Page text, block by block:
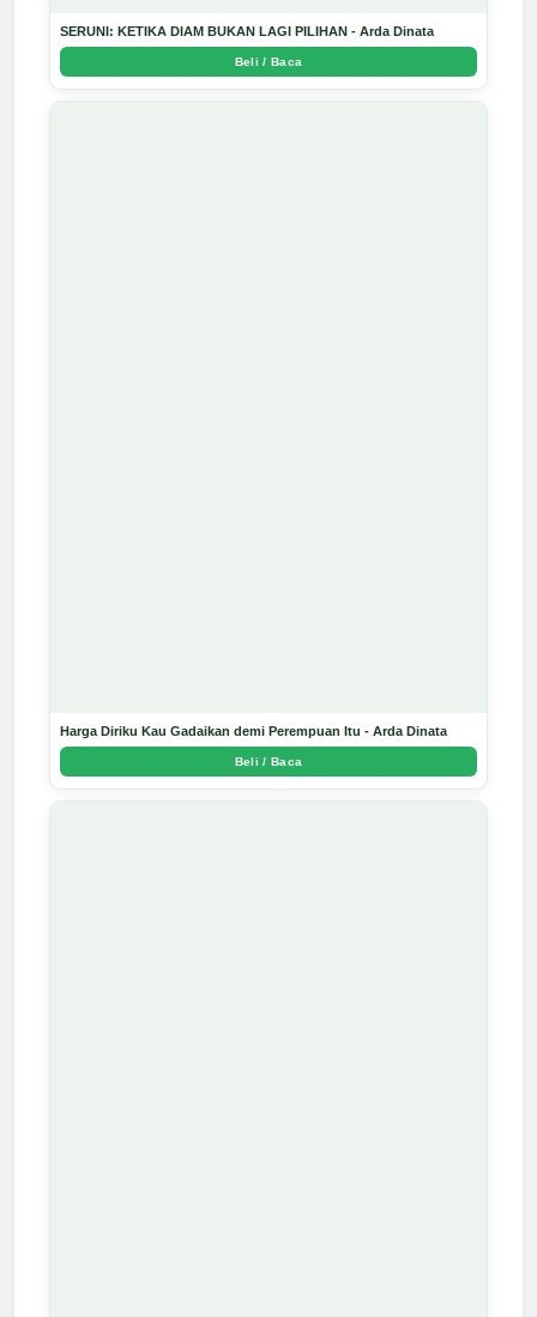
SERUNI: KETIKA DIAM BUKAN LAGI PILIHAN - Arda Dinata
Beli / Baca
Harga Diriku Kau Gadaikan demi Perempuan Itu - Arda Dinata
Beli / Baca